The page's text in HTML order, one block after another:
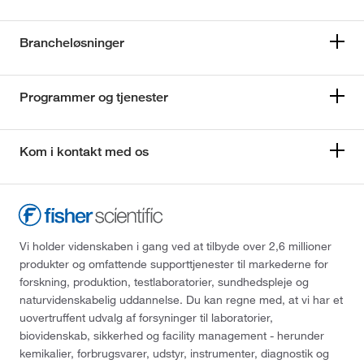
Brancheløsninger
Programmer og tjenester
Kom i kontakt med os
Vi holder videnskaben i gang ved at tilbyde over 2,6 millioner
produkter og omfattende supporttjenester til markederne for
forskning, produktion, testlaboratorier, sundhedspleje og
naturvidenskabelig uddannelse. Du kan regne med, at vi har et
uovertruffent udvalg af forsyninger til laboratorier,
biovidenskab, sikkerhed og facility management - herunder
kemikalier, forbrugsvarer, udstyr, instrumenter, diagnostik og